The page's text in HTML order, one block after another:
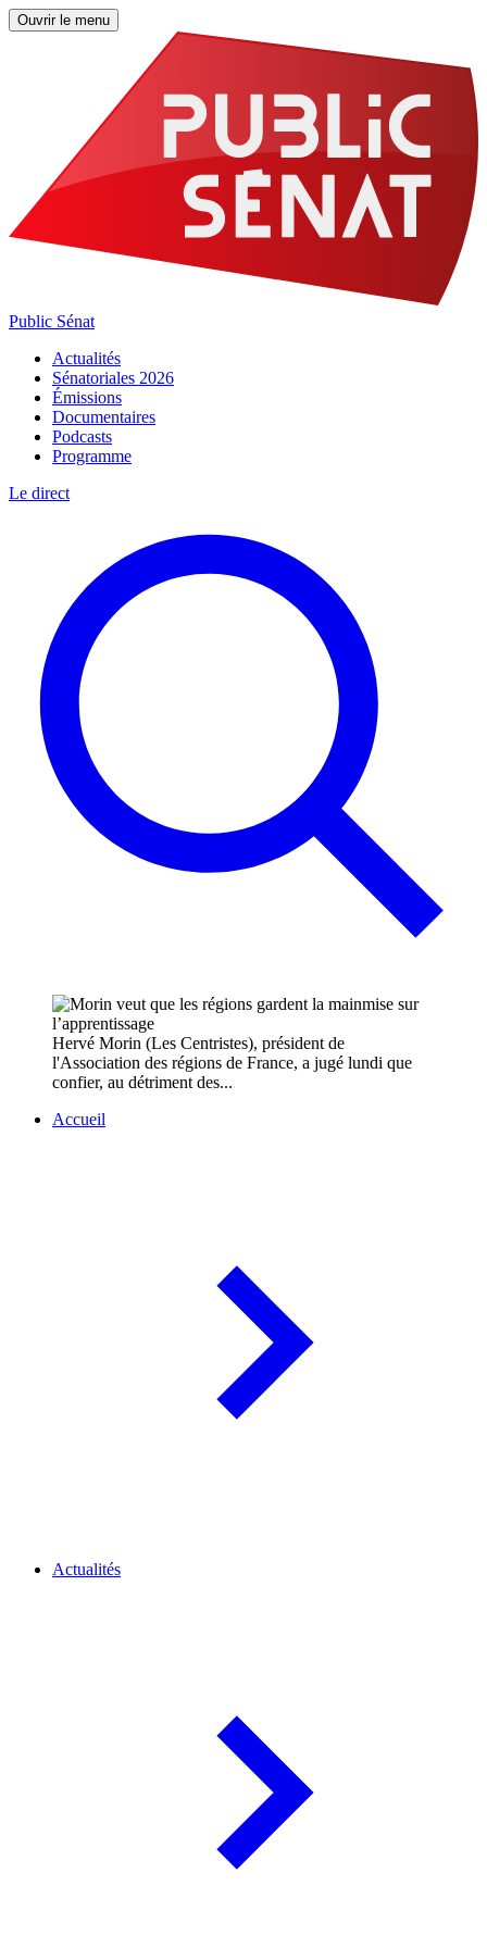
Ouvrir le menu
Public Sénat
Actualités
Sénatoriales 2026
Émissions
Documentaires
Podcasts
Programme
Le direct
Hervé Morin (Les Centristes), président de
l'Association des régions de France, a jugé lundi que
confier, au détriment des...
Accueil
Actualités